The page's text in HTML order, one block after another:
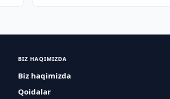
BIZ HAQIMIZDA
Biz haqimizda
Qoidalar